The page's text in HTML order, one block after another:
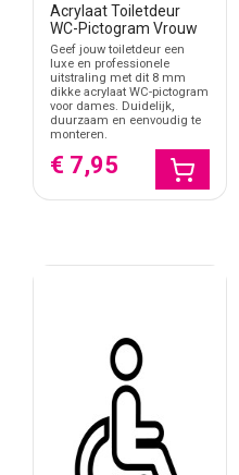
Acrylaat Toiletdeur
WC-Pictogram Vrouw
Geef jouw toiletdeur een
luxe en professionele
uitstraling met dit 8 mm
dikke acrylaat WC-pictogram
voor dames. Duidelijk,
duurzaam en eenvoudig te
monteren.
€ 7,95